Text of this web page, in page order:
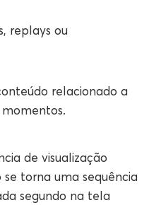
replays ou
relacionado a
de visualização
torna uma sequência
segundo na tela